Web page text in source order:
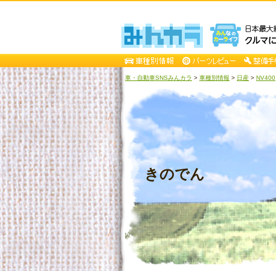
車・自動車SNSみんカラ > 車種別情報 > 日産 > NV400
きのでん